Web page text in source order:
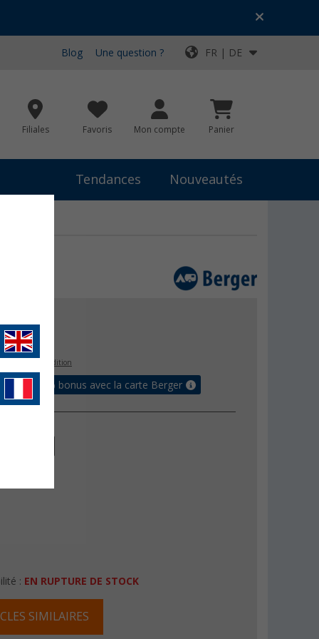
Blog Une question ? FR | DE
Filiales Favoris Mon compte Panier
Tendances Nouveautés
€
les frais d'expédition
jusqu'à 5% bonus avec la carte Berger
: EN RUPTURE DE STOCK
SIMILAIRES